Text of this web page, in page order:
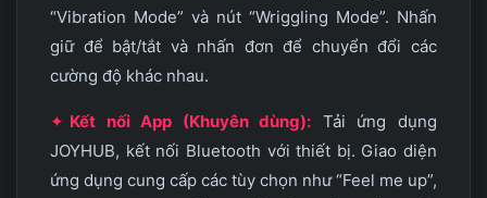
“Vibration Mode” và nút “Wriggling Mode”. Nhấn
giữ để bật/tắt và nhấn đơn để chuyển đổi các
cường độ khác nhau.
✦ Kết nối App (Khuyên dùng): Tải ứng dụng
JOYHUB, kết nối Bluetooth với thiết bị. Giao diện
ứng dụng cung cấp các tùy chọn như “Feel me up”,